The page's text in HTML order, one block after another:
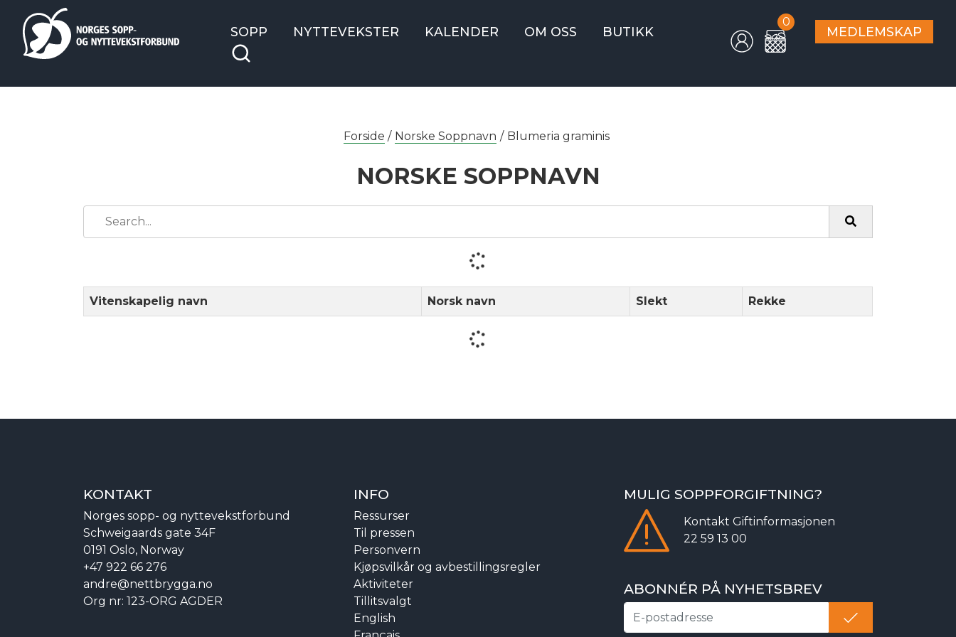
SOPP NYTTEVEKSTER KALENDER OM OSS BUTIKK
0
MEDLEMSKAP
Forside / Norske Soppnavn / Blumeria graminis
NORSKE SOPPNAVN
Vitenskapelig navn Norsk navn Slekt Rekke
KONTAKT
Norges sopp- og nyttevekstforbund
Schweigaards gate 34F
0191 Oslo, Norway
+47 922 66 276
andre@nettbrygga.no
Org nr: 123-ORG AGDER
INFO
Ressurser
Til pressen
Personvern
Kjøpsvilkår og avbestillingsregler
Aktiviteter
Tillitsvalgt
English
MULIG SOPPFORGIFTNING?
Kontakt Giftinformasjonen
22 59 13 00
ABONNÉR PÅ NYHETSBREV